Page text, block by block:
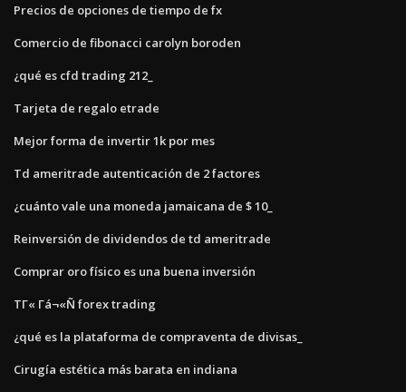
Precios de opciones de tiempo de fx
Comercio de fibonacci carolyn boroden
¿qué es cfd trading 212_
Tarjeta de regalo etrade
Mejor forma de invertir 1k por mes
Td ameritrade autenticación de 2 factores
¿cuánto vale una moneda jamaicana de $ 10_
Reinversión de dividendos de td ameritrade
Comprar oro físico es una buena inversión
ΤΓ« Γá¬«Ñ forex trading
¿qué es la plataforma de compraventa de divisas_
Cirugía estética más barata en indiana